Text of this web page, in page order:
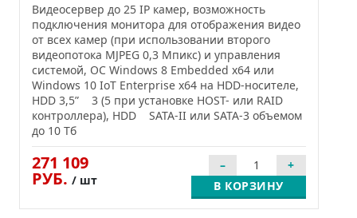
Видеосервер до 25 IP камер, возможность
подключения монитора для отображения видео
от всех камер (при использовании второго
видеопотока MJPEG 0,3 Мпикс) и управления
системой, ОС Windows 8 Embedded x64 или
Windows 10 IoT Enterprise x64 на HDD-носителе,
HDD 3,5” 3 (5 при установке HOST- или RAID
контроллера), HDD SATA-II или SATA-3 объемом
до 10 Тб
271 109
РУБ. / шт В КОРЗИНУ